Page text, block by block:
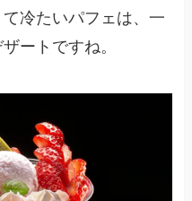
冷たいパフェは、一
ートですね。